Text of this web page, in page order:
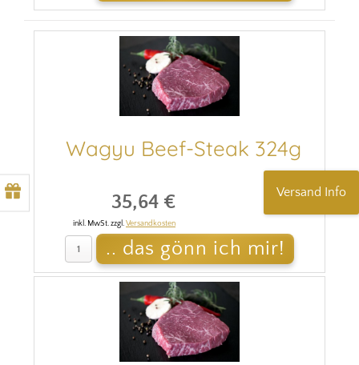
Wagyu Beef-Steak 324g
35,64 €
inkl. MwSt. zzgl.Versandkosten
Versand Info